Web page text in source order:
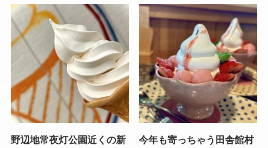
野辺地常夜灯公園近くの新
今年も寄っちゃう田舎館村